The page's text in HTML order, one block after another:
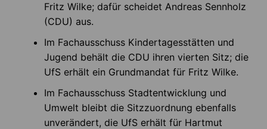
Fritz Wilke; dafür scheidet Andreas Sennholz
(CDU) aus.
Im Fachausschuss Kindertagesstätten und
Jugend behält die CDU ihren vierten Sitz; die
UfS erhält ein Grundmandat für Fritz Wilke.
Im Fachausschuss Stadtentwicklung und
Umwelt bleibt die Sitzzuordnung ebenfalls
unverändert, die UfS erhält für Hartmut